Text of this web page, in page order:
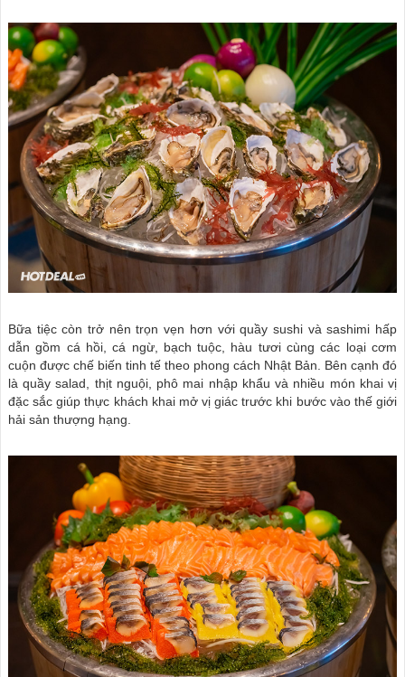
Bữa tiệc còn trở nên trọn vẹn hơn với quầy sushi và sashimi hấp
dẫn gồm cá hồi, cá ngừ, bạch tuộc, hàu tươi cùng các loại cơm
cuộn được chế biến tinh tế theo phong cách Nhật Bản. Bên cạnh đó
là quầy salad, thịt nguội, phô mai nhập khẩu và nhiều món khai vị
đặc sắc giúp thực khách khai mở vị giác trước khi bước vào thế giới
hải sản thượng hạng.